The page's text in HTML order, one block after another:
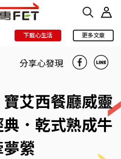
下載心生活 更多文章
分享心發現
寶艾西餐廳威靈
．乾式熟成牛
縈